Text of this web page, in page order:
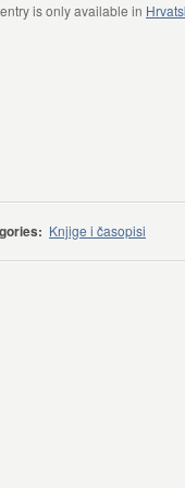
is only available in
Knjige i časopisi